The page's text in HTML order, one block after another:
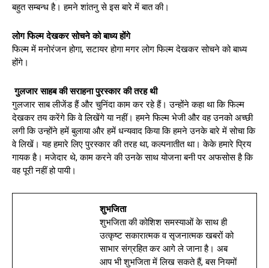
बहुत सम्बन्ध है। हमने शांतनु से इस बारे में बात की।
लोग फिल्म देखकर सोचने को बाध्य होंगे
फिल्म में मनोरंजन होगा, सटायर होगा मगर लोग फिल्म देखकर सोचने को बाध्य
होंगे।
गुलजार साहब की सराहना पुरस्कार की तरह थी
गुलजार साब लीजेंड हैं और चुनिंदा काम कर रहे हैं। उन्होंने कहा था कि फिल्म
देखकर तय करेंगे कि वे लिखेंगे या नहीं। हमने फिल्म भेजी और वह उनको अच्छी
लगी कि उन्होंने हमें बुलाया और हमें धन्यवाद किया कि हमने उनके बारे में सोचा कि
वे लिखें। यह हमारे लिए पुरस्कार की तरह था, कल्पनातीत था। केके हमारे प्रिय
गायक है। मजेदार थे, काम करने की उनके साथ योजना बनी पर अफसोस है कि
वह पूरी नहीं हो पायी।
शुभजिता
शुभजिता की कोशिश समस्याओं के साथ ही
उत्कृष्ट सकारात्मक व सृजनात्मक खबरों को
साभार संग्रहित कर आगे ले जाना है। अब
आप भी शुभजिता में लिख सकते हैं, बस नियमों